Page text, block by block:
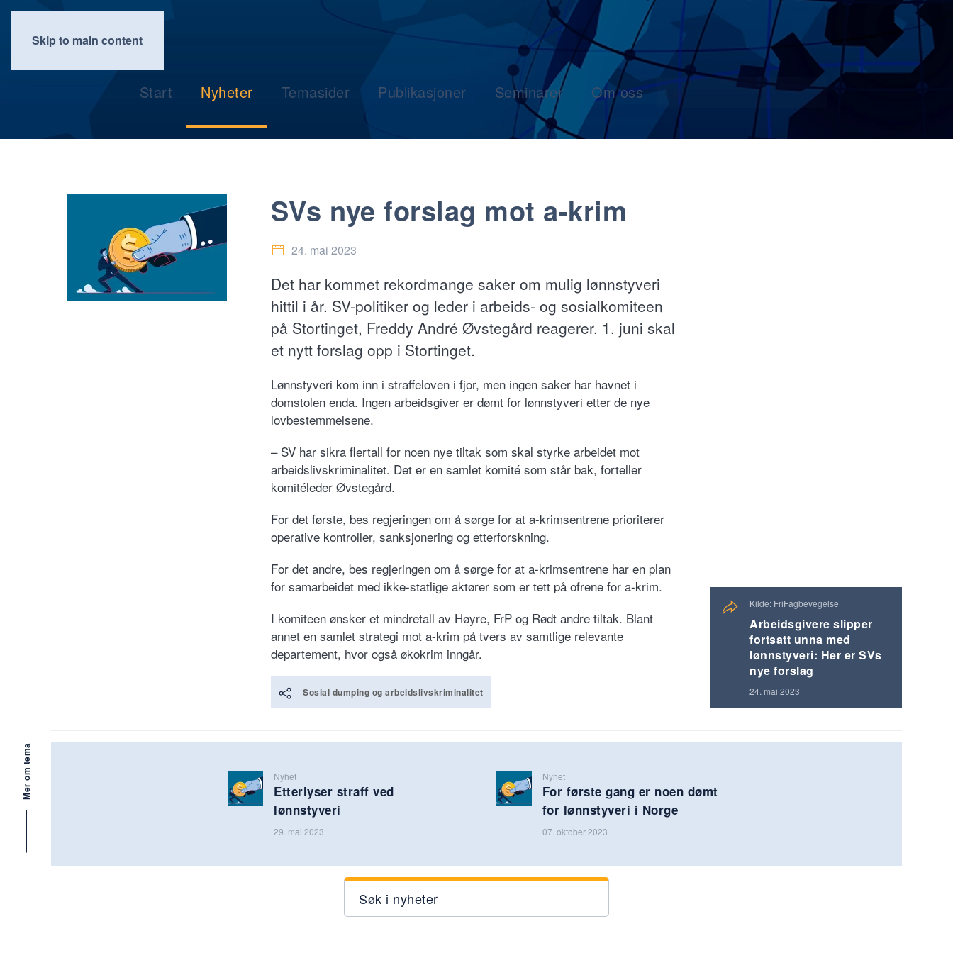
Skip to main content
Start Nyheter Temasider Publikasjoner Seminarer Om oss
SVs nye forslag mot a-krim
24. mai 2023
Det har kommet rekordmange saker om mulig lønnstyveri
hittil i år. SV-politiker og leder i arbeids- og sosialkomiteen
på Stortinget, Freddy André Øvstegård reagerer. 1. juni skal
et nytt forslag opp i Stortinget.
Lønnstyveri kom inn i straffeloven i fjor, men ingen saker har havnet i
domstolen enda. Ingen arbeidsgiver er dømt for lønnstyveri etter de nye
lovbestemmelsene.
– SV har sikra flertall for noen nye tiltak som skal styrke arbeidet mot
arbeidslivskriminalitet. Det er en samlet komité som står bak, forteller
komitéleder Øvstegård.
For det første, bes regjeringen om å sørge for at a-krimsentrene prioriterer
operative kontroller, sanksjonering og etterforskning.
For det andre, bes regjeringen om å sørge for at a-krimsentrene har en plan
for samarbeidet med ikke-statlige aktører som er tett på ofrene for a-krim.
I komiteen ønsker et mindretall av Høyre, FrP og Rødt andre tiltak. Blant
annet en samlet strategi mot a-krim på tvers av samtlige relevante
departement, hvor også økokrim inngår.
Sosial dumping og arbeidslivskriminalitet
Kilde: FriFagbevegelse
Arbeidsgivere slipper
fortsatt unna med
lønnstyveri: Her er SVs
nye forslag
24. mai 2023
Nyhet
Etterlyser straff ved
lønnstyveri
29. mai 2023
Nyhet
For første gang er noen dømt
for lønnstyveri i Norge
07. oktober 2023
Mer om tema
Søk i nyheter